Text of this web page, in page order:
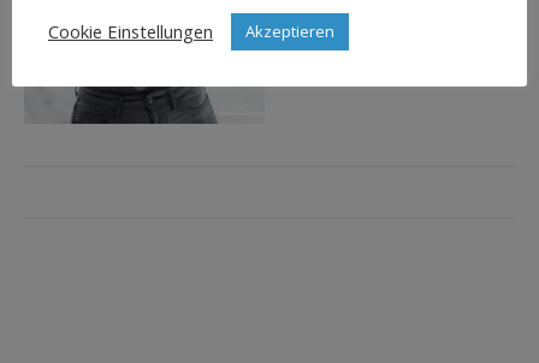
Cookie Einstellungen
Akzeptieren